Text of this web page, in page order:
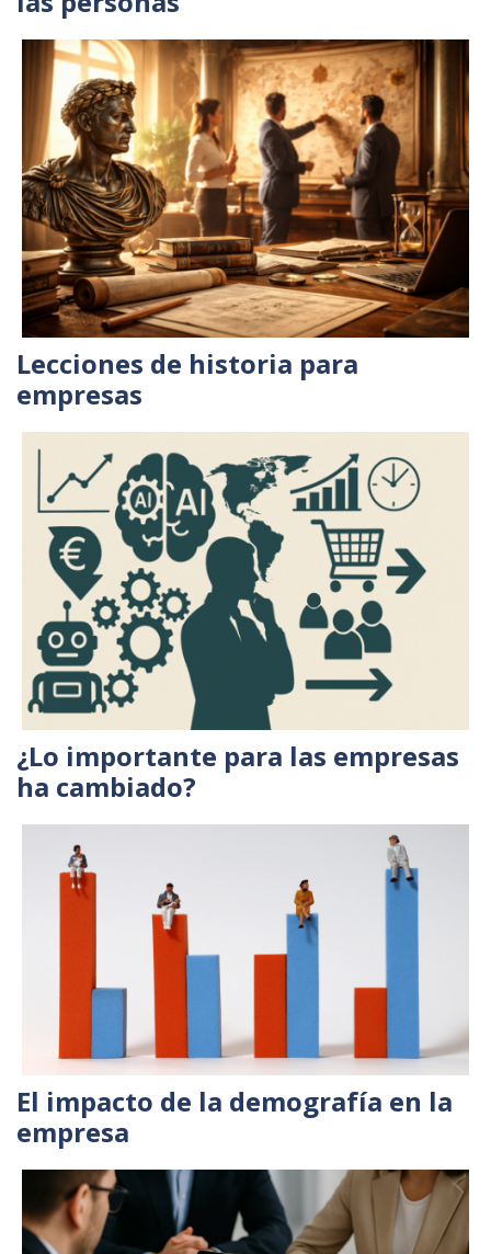
Lecciones de historia para
empresas
¿Lo importante para las empresas
ha cambiado?
El impacto de la demografía en la
empresa